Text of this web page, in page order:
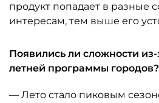
продукт попадает в разные
интересам, тем выше его
Появились ли сложности
летней программы городов?
— Лето стало пиковым